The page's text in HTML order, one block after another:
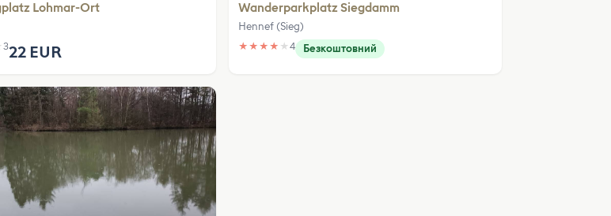
Lohmar-Ort
322 EUR
Wanderparkplatz Siegdamm
Hennef (Sieg)
★ ★ ★ ★ ★ 4 Безкоштовний